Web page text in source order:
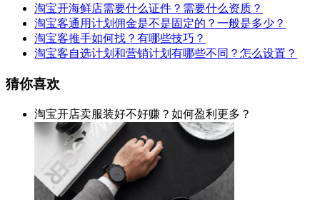
淘宝开海鲜店需要什么证件？需要什么资质？
淘宝客通用计划佣金是不是固定的？一般是多少？
淘宝客推手如何找？有哪些技巧？
淘宝客自选计划和营销计划有哪些不同？怎么设置？
猜你喜欢
淘宝开店卖服装好不好赚？如何盈利更多？